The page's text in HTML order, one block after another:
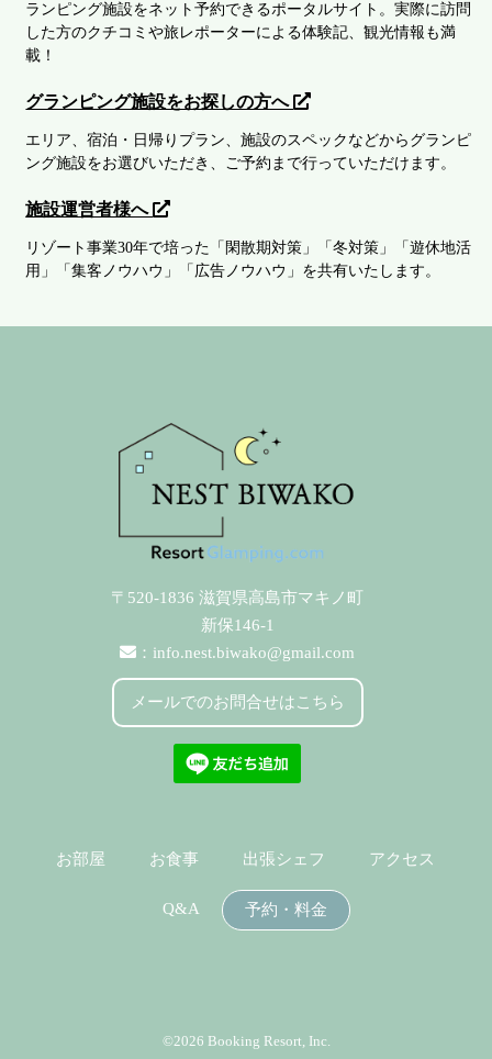
ランピング施設をネット予約できるポータルサイト。実際に訪問
した方のクチコミや旅レポーターによる体験記、観光情報も満
載！
グランピング施設をお探しの方へ
エリア、宿泊・日帰りプラン、施設のスペックなどからグランピ
ング施設をお選びいただき、ご予約まで行っていただけます。
施設運営者様へ
リゾート事業30年で培った「閑散期対策」「冬対策」「遊休地活
用」「集客ノウハウ」「広告ノウハウ」を共有いたします。
〒520-1836 滋賀県高島市マキノ町
新保146-1
： info.nest.biwako@gmail.com
メールでのお問合せはこちら
お部屋 お食事 出張シェフ アクセス
Q&A 予約・料金
©2026 Booking Resort, Inc.